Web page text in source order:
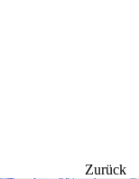
Zurück